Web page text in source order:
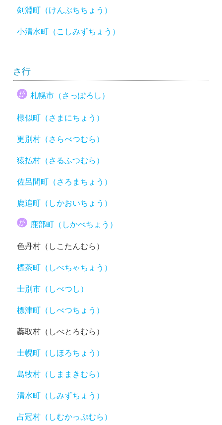
剣淵町（けんぶちちょう）
小清水町（こしみずちょう）
さ行
札幌市（さっぽろし）
様似町（さまにちょう）
更別村（さらべつむら）
猿払村（さるふつむら）
佐呂間町（さろまちょう）
鹿追町（しかおいちょう）
鹿部町（しかべちょう）
色丹村（しこたんむら）
標茶町（しべちゃちょう）
士別市（しべつし）
標津町（しべつちょう）
蘂取村（しべとろむら）
士幌町（しほろちょう）
島牧村（しままきむら）
清水町（しみずちょう）
占冠村（しむかっぷむら）